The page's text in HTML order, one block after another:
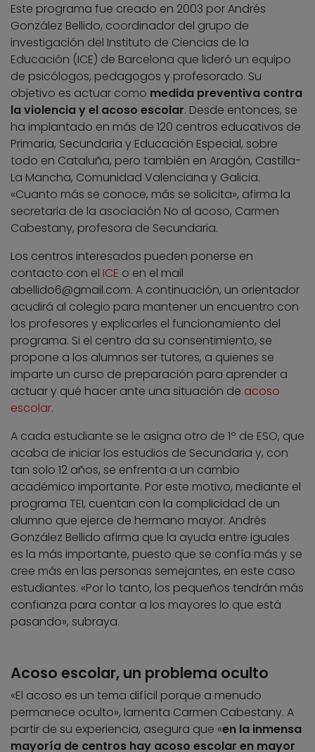
Este programa fue creado en 2003 por Andrés
González Bellido, coordinador del grupo de
investigación del Instituto de Ciencias de la
Educación (ICE) de Barcelona que lideró un equipo
de psicólogos, pedagogos y profesorado. Su
objetivo es actuar como medida preventiva contra
la violencia y el acoso escolar. Desde entonces, se
ha implantado en más de 120 centros educativos de
Primaria, Secundaria y Educación Especial, sobre
todo en Cataluña, pero también en Aragón, Castilla-
La Mancha, Comunidad Valenciana y Galicia.
«Cuanto más se conoce, más se solicita», afirma la
secretaria de la asociación No al acoso, Carmen
Cabestany, profesora de Secundaria.
Los centros interesados pueden ponerse en
contacto con el ICE o en el mail
abellido6@gmail.com. A continuación, un orientador
acudirá al colegio para mantener un encuentro con
los profesores y explicarles el funcionamiento del
programa. Si el centro da su consentimiento, se
propone a los alumnos ser tutores, a quienes se
imparte un curso de preparación para aprender a
actuar y qué hacer ante una situación de acoso
escolar.
A cada estudiante se le asigna otro de 1º de ESO, que
acaba de iniciar los estudios de Secundaria y, con
tan solo 12 años, se enfrenta a un cambio
académico importante. Por este motivo, mediante el
programa TEI, cuentan con la complicidad de un
alumno que ejerce de hermano mayor. Andrés
González Bellido afirma que la ayuda entre iguales
es la más importante, puesto que se confía más y se
cree más en las personas semejantes, en este caso
estudiantes. «Por lo tanto, los pequeños tendrán más
confianza para contar a los mayores lo que está
pasando», subraya.
Acoso escolar, un problema oculto
«El acoso es un tema difícil porque a menudo
permanece oculto», lamenta Carmen Cabestany. A
partir de su experiencia, asegura que «en la inmensa
mayoría de centros hay acoso escolar en mayor